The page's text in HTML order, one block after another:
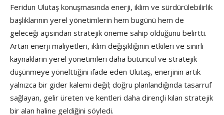
Feridun Ulutaş konuşmasında enerji, iklim ve sürdürülebilirlik
başlıklarının yerel yönetimlerin hem bugünü hem de
geleceği açısından stratejik öneme sahip olduğunu belirtti.
Artan enerji maliyetleri, iklim değişikliğinin etkileri ve sınırlı
kaynakların yerel yönetimleri daha bütüncül ve stratejik
düşünmeye yönelttiğini ifade eden Ulutaş, enerjinin artık
yalnızca bir gider kalemi değil; doğru planlandığında tasarruf
sağlayan, gelir üreten ve kentleri daha dirençli kılan stratejik
bir alan haline geldiğini söyledi.